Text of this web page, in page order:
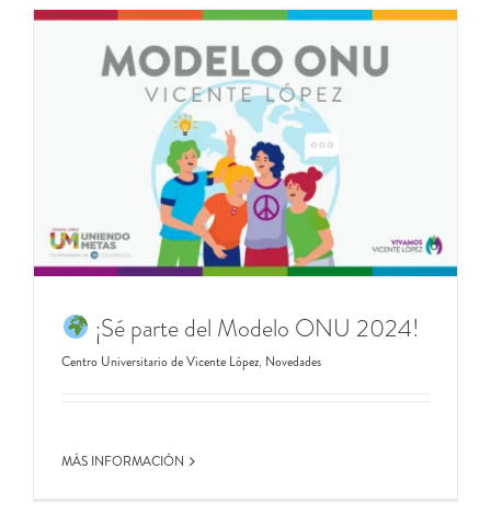
¡Sé parte del Modelo ONU 2024!
Centro Universitario de Vicente López, Novedades
MÁS INFORMACIÓN